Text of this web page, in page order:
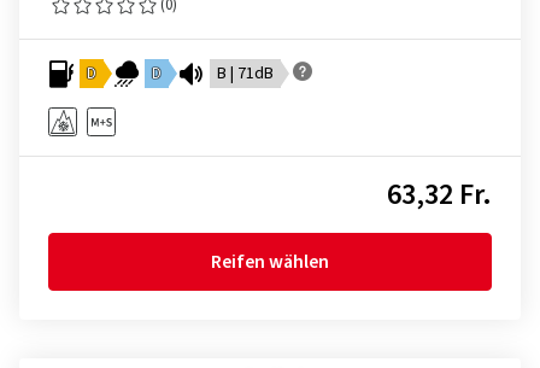
D D B | 71dB
63,32 Fr.
Reifen wählen